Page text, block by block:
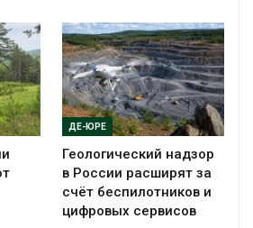
ДЕ-ЮРЕ
Геологический надзор
в России расширят за
счёт беспилотников и
цифровых сервисов